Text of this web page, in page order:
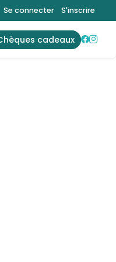
10:00 - 12:30 et 14:00 - 19:00
Se connecter S'inscrire
chèques cadeaux